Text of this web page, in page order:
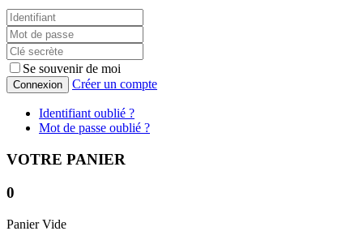
Se souvenir de moi
Connexion Créer un compte
Identifiant oublié ?
Mot de passe oublié ?
VOTRE PANIER
0
Panier Vide